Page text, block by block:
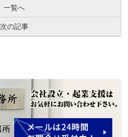
一覧へ
次の記事